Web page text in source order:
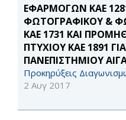
ΕΦΑΡΜΟΓΩΝ ΚΑΕ
ΦΩΤΟΓΡΑΦΙΚΟΥ &
ΚΑΕ 1731 ΚΑΙ
ΠΤΥΧΙΟΥ ΚΑΕ 1891
ΠΑΝΕΠΙΣΤΗΜΙΟΥ
Προκηρύξεις
2 Αυγ 2017